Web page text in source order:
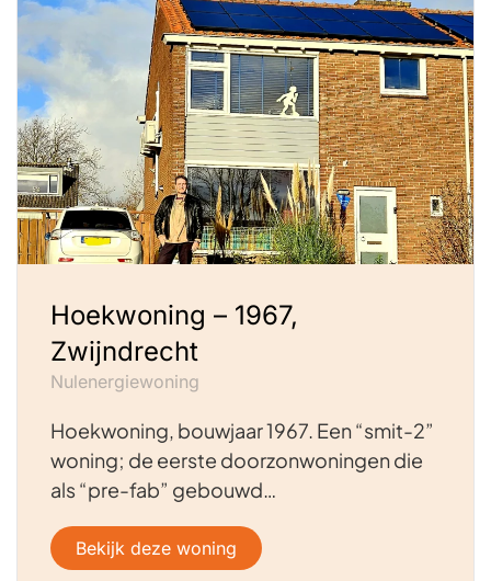
Hoekwoning – 1967,
Zwijndrecht
Nulenergiewoning
Hoekwoning, bouwjaar 1967. Een “smit-2”
woning; de eerste doorzonwoningen die
als “pre-fab” gebouwd…
Bekijk deze woning